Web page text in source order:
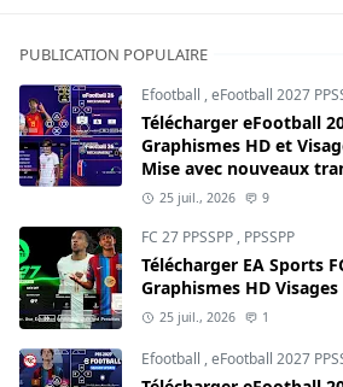
PUBLICATION POPULAIRE
Efootball ,eFootball 2027
Télécharger eFootball
Graphismes HD et
Mise avec nouveaux
25 juil., 2026 9
FC 27 PPSSPP , PPSSPP
Télécharger EA Sports
Graphismes HD
25 juil., 2026 1
Efootball ,eFootball 2027